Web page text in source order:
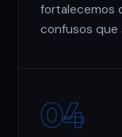
fortalecemos
confusos que
04